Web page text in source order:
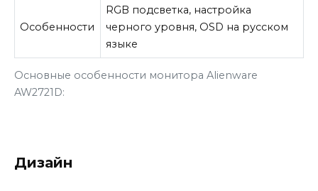
Основные особенности монитора Alienware
AW2721D:
Особенности
RGB подсветка, настройка
черного уровня, OSD на русском
языке
Дизайн